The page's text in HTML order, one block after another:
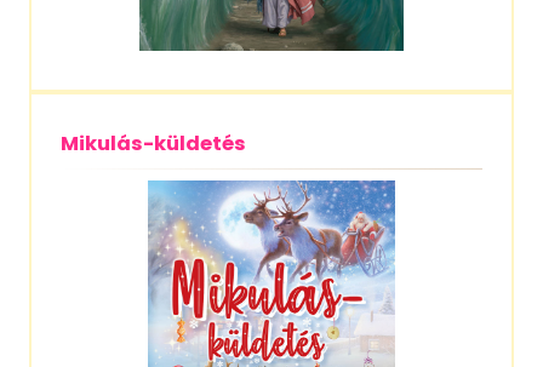
Mikulás-küldetés